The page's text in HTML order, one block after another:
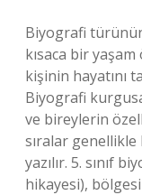
Biyografi
kısaca bir
kişinin hayatını
Biyografi
ve bireylerin
sıralar genellikle
yazılır. 5. sınıf
hikayesi),